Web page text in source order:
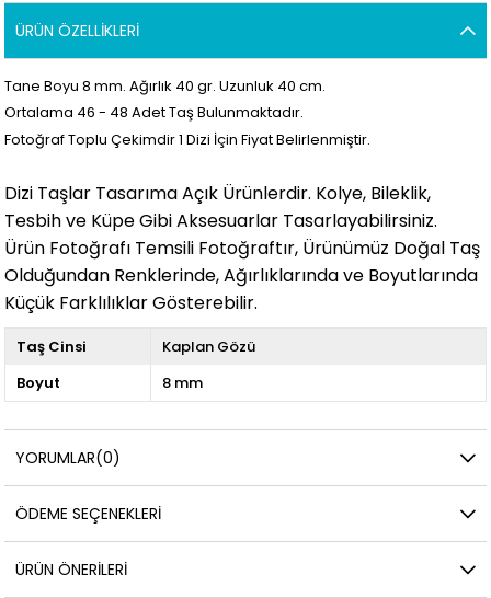
ÜRÜN ÖZELLIKLERI
Tane Boyu 8mm. Ağırlık 40 gr. Uzunluk 40 cm.
Ortalama 46 - 48 Adet Taş Bulunmaktadır.
Fotoğraf Toplu Çekimdir 1 Dizi İçin Fiyat Belirlenmiştir.
Dizi Taşlar Tasarıma Açık Ürünlerdir. Kolye, Bileklik,
Tesbih ve Küpe Gibi Aksesuarlar Tasarlayabilirsiniz.
Ürün Fotoğrafı Temsili Fotoğraftır, Ürünümüz Doğal Taş
Olduğundan Renklerinde, Ağırlıklarında ve Boyutlarında
Küçük Farklılıklar Gösterebilir.
Taş Cinsi
Kaplan Gözü
Boyut
8 mm
YORUMLAR(0)
ÖDEME SEÇENEKLERI
ÜRÜN ÖNERILERI